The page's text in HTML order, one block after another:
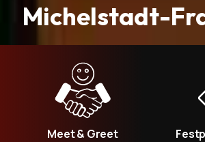
Flughafentransfer Groß Gerau
Flughafentransfer Wiesbaden
Flughafentransfer Worms
Flughafentransfer Baden Württemberg
Michelstadt-
Meet & Greet